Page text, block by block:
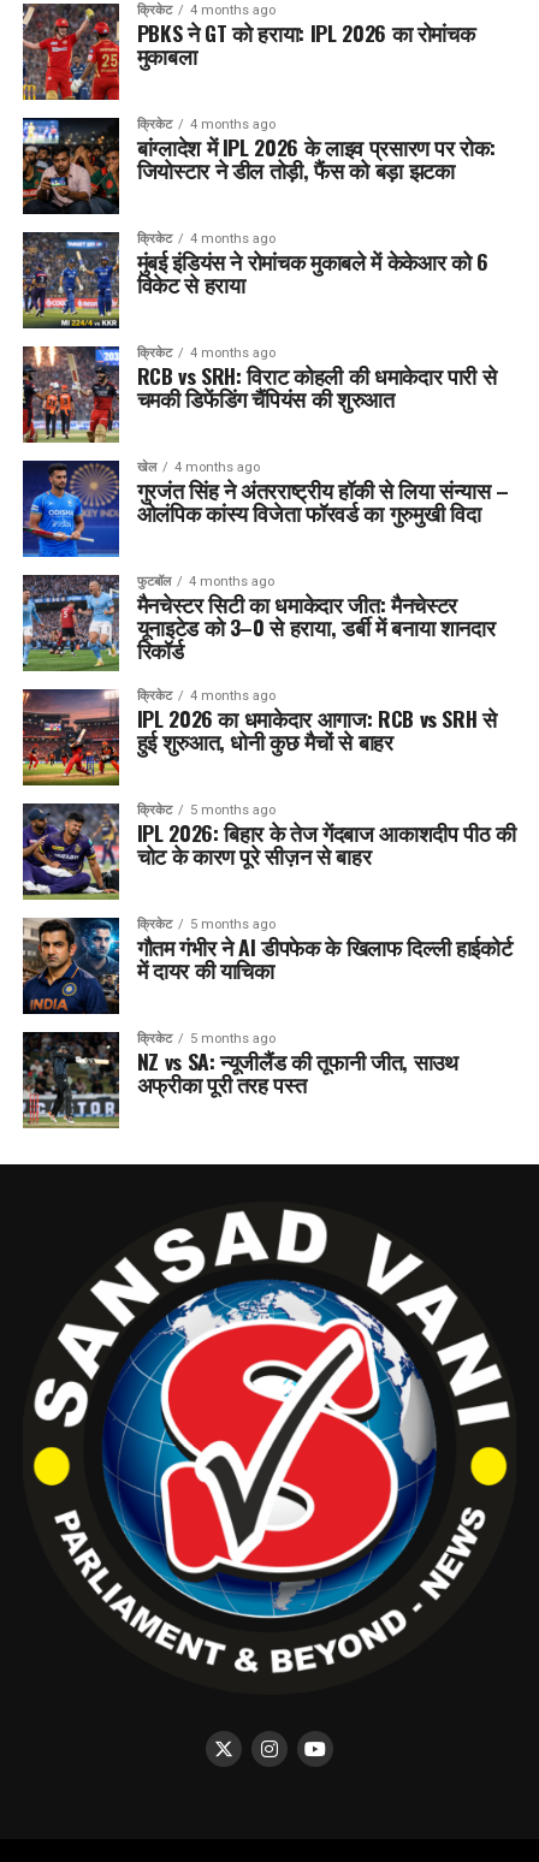
क्रिकेट 4 months ago
PBKS ने GT को हराया: IPL 2026 का रोमांचक
मुकाबला
क्रिकेट 4 months ago
बांग्लादेश में IPL 2026 के लाइव प्रसारण पर रोक:
जियोस्टार ने डील तोड़ी, फैंस को बड़ा झटका
क्रिकेट 4 months ago
मुंबई इंडियंस ने रोमांचक मुकाबले में केकेआर को 6
विकेट से हराया
क्रिकेट 4 months ago
RCB vs SRH: विराट कोहली की धमाकेदार पारी से
चमकी डिफेंडिंग चैंपियंस की शुरुआत
खेल 4 months ago
गुरजंत सिंह ने अंतरराष्ट्रीय हॉकी से लिया संन्यास –
ओलंपिक कांस्य विजेता फॉरवर्ड का गुरुमुखी विदा
फुटबॉल 4 months ago
मैनचेस्टर सिटी का धमाकेदार जीत: मैनचेस्टर
यूनाइटेड को 3–0 से हराया, डर्बी में बनाया शानदार
रिकॉर्ड
क्रिकेट 4 months ago
IPL 2026 का धमाकेदार आगाज: RCB vs SRH से
हुई शुरुआत, धोनी कुछ मैचों से बाहर
क्रिकेट 5 months ago
IPL 2026: बिहार के तेज गेंदबाज आकाशदीप पीठ की
चोट के कारण पूरे सीज़न से बाहर
क्रिकेट 5 months ago
गौतम गंभीर ने AI डीपफेक के खिलाफ दिल्ली हाईकोर्ट
में दायर की याचिका
क्रिकेट 5 months ago
NZ vs SA: न्यूजीलैंड की तूफानी जीत, साउथ
अफ्रीका पूरी तरह पस्त